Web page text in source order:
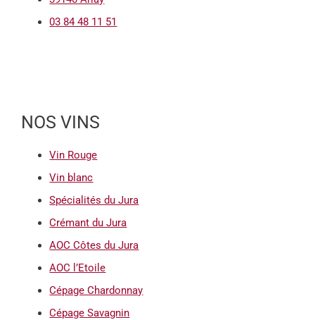
03 84 48 11 51
NOS VINS
Vin Rouge
Vin blanc
Spécialités du Jura
Crémant du Jura
AOC Côtes du Jura
AOC l’Etoile
Cépage Chardonnay
Cépage Savagnin